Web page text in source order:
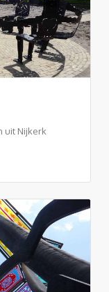
uit Nijkerk